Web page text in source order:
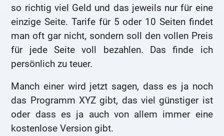
so richtig viel Geld und das jeweils nur für eine
einzige Seite. Tarife für 5 oder 10 Seiten findet
man oft gar nicht, sondern soll den vollen Preis
für jede Seite voll bezahlen. Das finde ich
persönlich zu teuer.
Manch einer wird jetzt sagen, dass es ja noch
das Programm XYZ gibt, das viel günstiger ist
oder dass es ja auch von allem immer eine
kostenlose Version gibt.